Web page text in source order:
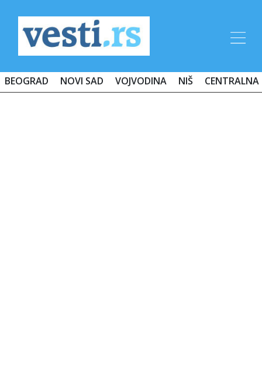
BEOGRAD NOVI SAD VOJVODINA NIŠ CENTRALNA